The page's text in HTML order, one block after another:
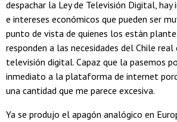
despachar la Ley de Televisión Digital,
e intereses económicos que pueden ser
punto de vista de quienes los están
responden a las necesidades del Chile
televisión digital. Capaz que la pasemos
inmediato a la plataforma de internet
una cantidad que me parece excesiva.
Ya se produjo el apagón analógico en